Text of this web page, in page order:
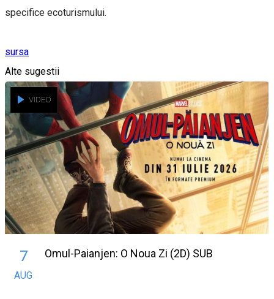
specifice ecoturismului.
sursa
Alte sugestii
VIDEO
7
AUG
Omul-Paianjen: O Noua Zi (2D) SUB